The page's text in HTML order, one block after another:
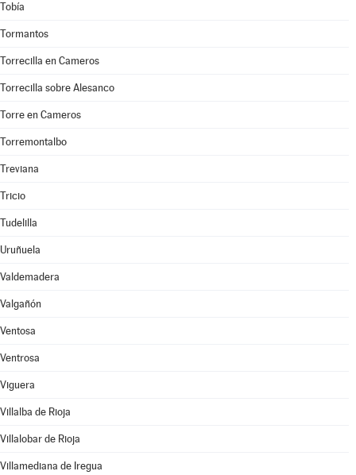
Tobía
Tormantos
Torrecilla en Cameros
Torrecilla sobre Alesanco
Torre en Cameros
Torremontalbo
Treviana
Tricio
Tudelilla
Uruñuela
Valdemadera
Valgañón
Ventosa
Ventrosa
Viguera
Villalba de Rioja
Villalobar de Rioja
Villamediana de Iregua